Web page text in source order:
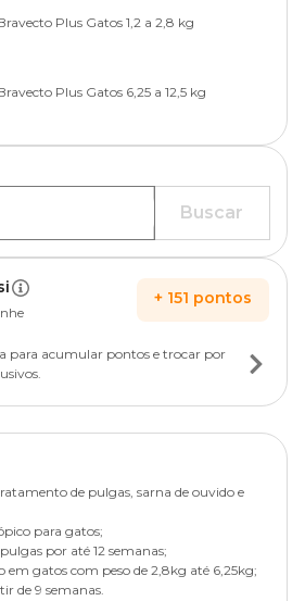
Plus Gatos 1,2 a 2,8 kg
Plus Gatos 6,25 a 12,5 kg
Buscar
+ 151 pontos
para acumular pontos e trocar por
de pulgas, sarna de ouvido e
para gatos;
por até 12 semanas;
em gatos com peso de 2,8kg até 6,25kg;
de 9 semanas.